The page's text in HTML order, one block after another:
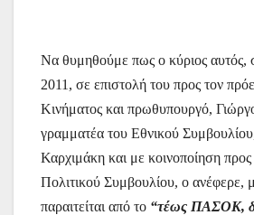
Να θυμηθούμε πως ο κύριος αυτός,
2011, σε επιστολή του προς τον
Κινήματος και πρωθυπουργό,
γραμματέα του Εθνικού
Καρχιμάκη και με κοινοποίηση
Πολιτικού Συμβουλίου, ο ανέφερε,
παραιτείται από το “τέως ΠΑΣΟΚ,